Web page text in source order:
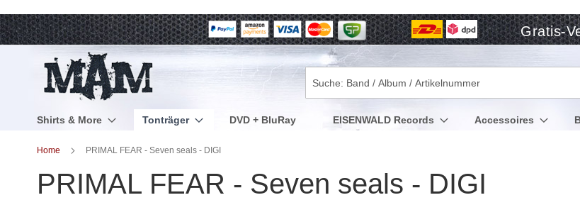
Gratis-
Direkt
Inhalt
Shirts & More
Tonträger DVD + BluRay EISENWALD Records Accessoires
Home PRIMAL FEAR - Seven seals - DIGI
PRIMAL FEAR - Seven seals - DIGI